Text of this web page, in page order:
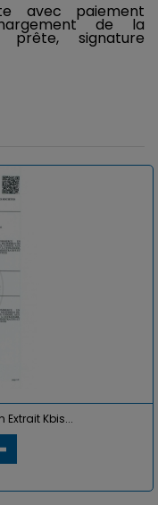
avec paiement
de la
prête, signature
Kbis...